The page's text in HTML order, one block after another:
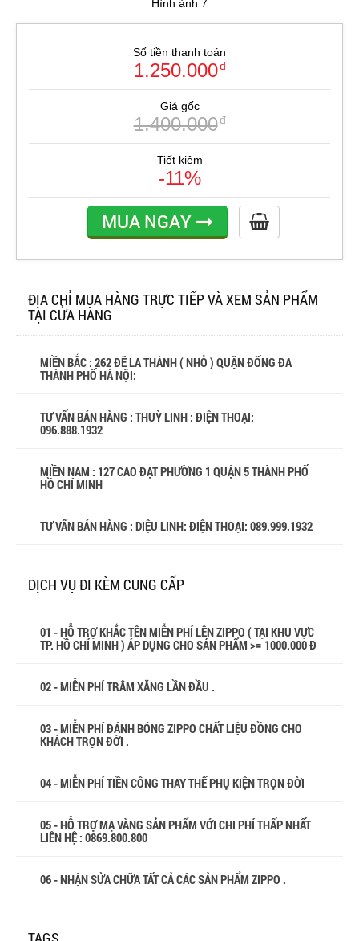
Hình ảnh 7
Số tiền thanh toán
1.250.000đ
Giá gốc
1.400.000đ
Tiết kiệm
-11%
MUA NGAY
ĐỊA CHỈ MUA HÀNG TRỰC TIẾP VÀ XEM SẢN PHẨM
TẠI CỬA HÀNG
MIỀN BẮC : 262 ĐÊ LA THÀNH ( NHỎ ) QUẬN ĐỐNG ĐA
THÀNH PHỐ HÀ NỘI:
TƯ VẤN BÁN HÀNG : THUỲ LINH : ĐIỆN THOẠI:
096.888.1932
MIỀN NAM : 127 CAO ĐẠT PHƯỜNG 1 QUẬN 5 THÀNH PHỐ
HỒ CHÍ MINH
TƯ VẤN BÁN HÀNG : DIỆU LINH: ĐIỆN THOẠI: 089.999.1932
DỊCH VỤ ĐI KÈM CUNG CẤP
01 - HỖ TRỢ KHẮC TÊN MIỄN PHÍ LÊN ZIPPO ( TẠI KHU VỰC
TP. HỒ CHÍ MINH ) ÁP DỤNG CHO SẢN PHẨM >= 1000.000 Đ
02 - MIỄN PHÍ TRÂM XĂNG LẦN ĐẦU .
03 - MIỄN PHÍ ĐÁNH BÓNG ZIPPO CHẤT LIỆU ĐỒNG CHO
KHÁCH TRỌN ĐỜI .
04 - MIỄN PHÍ TIỀN CÔNG THAY THẾ PHỤ KIỆN TRỌN ĐỜI
05 - HỖ TRỢ MẠ VÀNG SẢN PHẨM VỚI CHI PHÍ THẤP NHẤT
LIÊN HỆ : 0869.800.800
06 - NHẬN SỬA CHỮA TẤT CẢ CÁC SẢN PHẨM ZIPPO .